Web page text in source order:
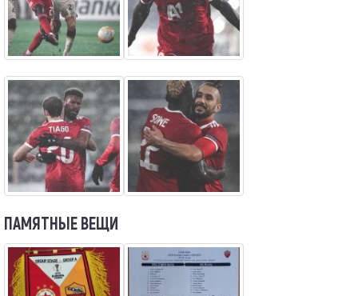
ПАМЯТНЫЕ ВЕЩИ